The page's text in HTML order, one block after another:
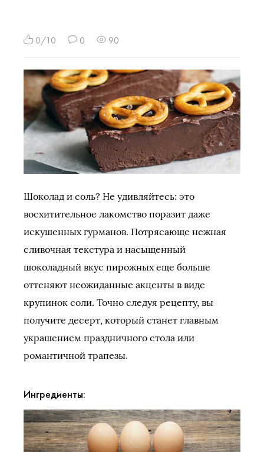
0/10 0 90
Шоколад и соль? Не удивляйтесь: это
восхитительное лакомство поразит даже
искушенных гурманов. Потрясающе нежная
сливочная текстура и насыщенный
шоколадный вкус пирожных еще больше
оттеняют неожиданные акценты в виде
крупинок соли. Точно следуя рецепту, вы
получите десерт, который станет главным
украшением праздничного стола или
романтичной трапезы.
Ингредиенты: